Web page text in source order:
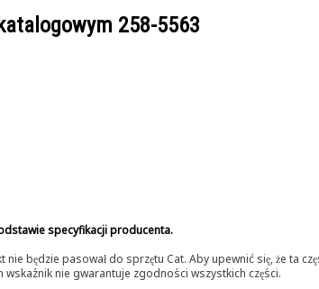
258-5563
specyfikacji producenta.
będzie pasował do sprzętu Cat. Aby upewnić się, że ta
nie gwarantuje zgodności wszystkich części.